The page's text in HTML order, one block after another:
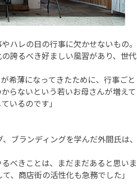
ハレの日の行事に欠かせないもの。
誇るべき好ましい風習があり、世代
希薄になってきたために、行事ごと
らないという若いお母さんが増えて
いるのです」
ブランディングを学んだ外間氏は、
べきことは、まだまだあると思いま
、商店街の活性化も急務でした」